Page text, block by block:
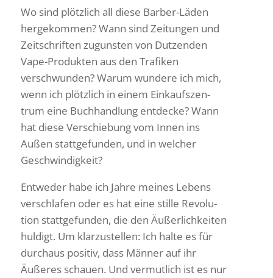
Wo sind plötz­lich all diese Barber-Läden
herge­kommen? Wann sind Zeitungen und
Zeit­schriften zugunsten von Dutzenden
Vape-Produkten aus den Trafiken
verschwunden? Warum wundere ich mich,
wenn ich plötz­lich in einem Einkaufs­zen­
trum eine Buch­hand­lung entdecke? Wann
hat diese Verschie­bung vom Innen ins
Außen statt­ge­funden, und in welcher
Geschwindigkeit?
Entweder habe ich Jahre meines Lebens
verschlafen oder es hat eine stille Revo­lu­
tion statt­ge­funden, die den Äußer­lich­keiten
huldigt. Um klar­zu­stellen: Ich halte es für
durchaus positiv, dass Männer auf ihr
Äußeres schauen. Und vermut­lich ist es nur